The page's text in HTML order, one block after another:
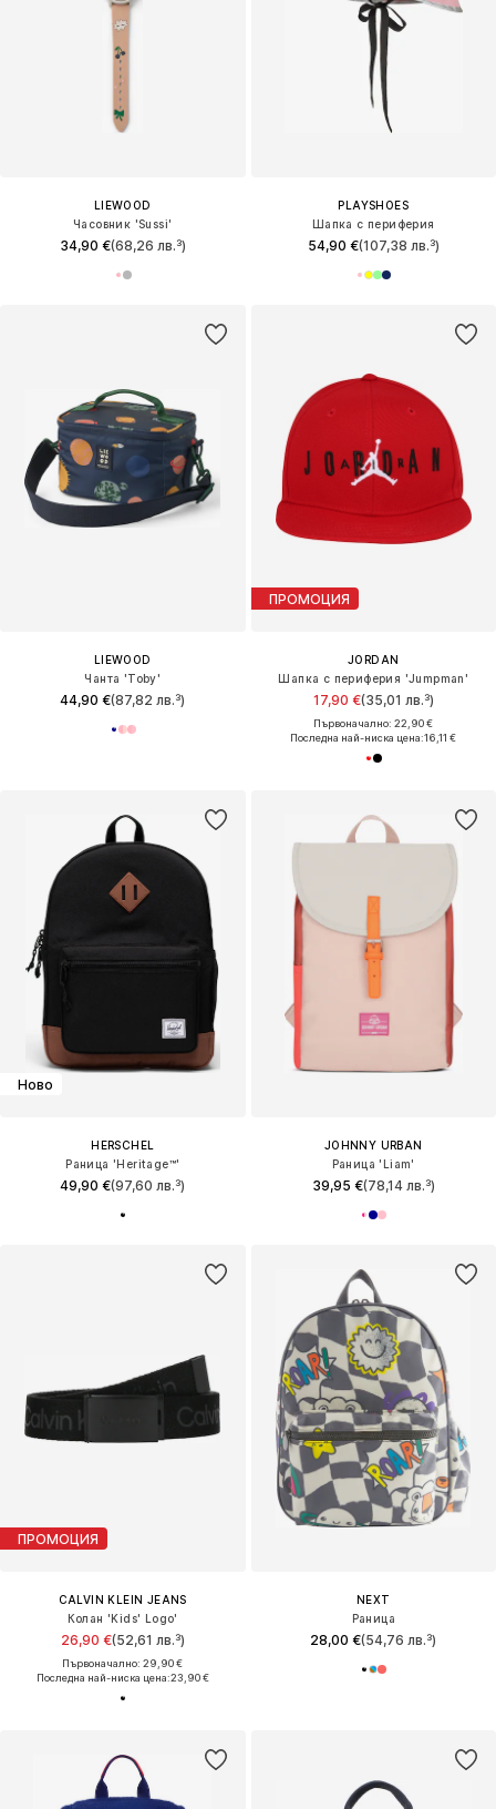
LIEWOOD
Часовник 'Sussi'
34,90 €(68,26 лв.³)
PLAYSHOES
Шапка с периферия
54,90 €(107,38 лв.³)
LIEWOOD
Чанта 'Toby'
44,90 €(87,82 лв.³)
ПРОМОЦИЯ
JORDAN
Шапка с периферия 'Jumpman'
17,90 €(35,01 лв.³)
Първоначално: 22,90 €
Последна най-ниска цена:16,11 €
Ново
HERSCHEL
Раница 'Heritage™'
49,90 €(97,60 лв.³)
JOHNNY URBAN
Раница 'Liam'
39,95 €(78,14 лв.³)
ПРОМОЦИЯ
CALVIN KLEIN JEANS
Колан 'Kids' Logo'
26,90 €(52,61 лв.³)
Първоначално: 29,90 €
Последна най-ниска цена:23,90 €
NEXT
Раница
28,00 €(54,76 лв.³)